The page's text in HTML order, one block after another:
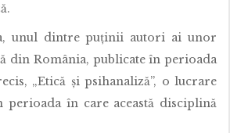
unul dintre puținii autori ai unor
din România, publicate în perioada
„Etică și psihanaliză”, o lucrare
perioada în care această disciplină